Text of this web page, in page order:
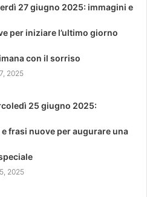
27 giugno 2025: immagini e
per iniziare l’ultimo giorno
con il sorriso
2025
25 giugno 2025:
frasi nuove per augurare una
2025